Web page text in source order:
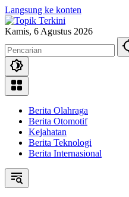
Langsung ke konten
Kamis, 6 Agustus 2026
Berita Olahraga
Berita Otomotif
Kejahatan
Berita Teknologi
Berita Internasional